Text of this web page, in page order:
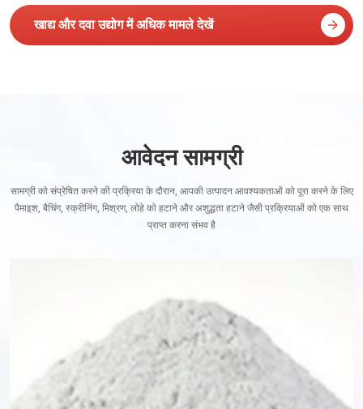
खाद्य और दवा उद्योग में अधिक मामले देखें
आवेदन सामग्री
सामग्री को संप्रेषित करने की प्रक्रिया के दौरान, आपकी उत्पादन आवश्यकताओं को पूरा करने के लिए
पैमाइश, बैचिंग, स्क्रीनिंग, मिश्रण, लोहे को हटाने और अशुद्धता हटाने जैसी प्रक्रियाओं को एक साथ
प्राप्त करना संभव है